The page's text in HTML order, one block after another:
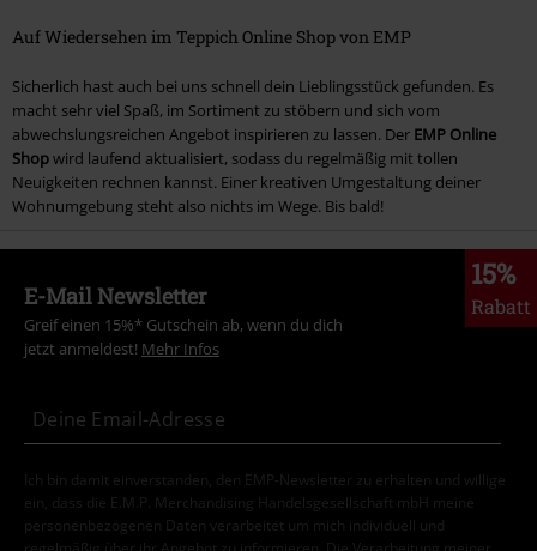
Auf Wiedersehen im Teppich Online Shop von EMP
Sicherlich hast auch bei uns schnell dein Lieblingsstück gefunden. Es
macht sehr viel Spaß, im Sortiment zu stöbern und sich vom
abwechslungsreichen Angebot inspirieren zu lassen. Der EMP Online
Shopwird laufend aktualisiert, sodass du regelmäßig mit tollen
Neuigkeiten rechnen kannst. Einer kreativen Umgestaltung deiner
Wohnumgebung steht also nichts im Wege. Bis bald!
15%
Rabatt
E-Mail Newsletter
Greif einen 15%* Gutschein ab, wenn du dich
jetzt anmeldest! Mehr Infos
Ich bin damit einverstanden, den EMP-Newsletter zu erhalten und willige
ein, dass die E.M.P. Merchandising Handelsgesellschaft mbH meine
personenbezogenen Daten verarbeitet um mich individuell und